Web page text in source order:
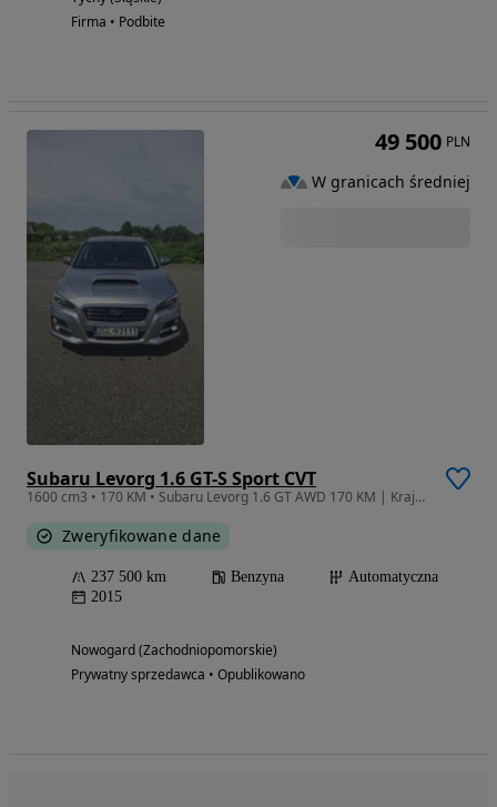
Firma • Podbite
Subaru Levorg 1.6 GT-S Sport CVT
1600 cm3 • 170 KM • Subaru Levorg 1.6 GT AWD 170 KM | Krajowe | Serwisowany | Zimówki
Zweryfikowane dane
237 500 km Benzyna
Automatyczna
2015
Nowogard (Zachodniopomorskie)
Prywatny sprzedawca • Opublikowano
49 500 PLN
W granicach średniej